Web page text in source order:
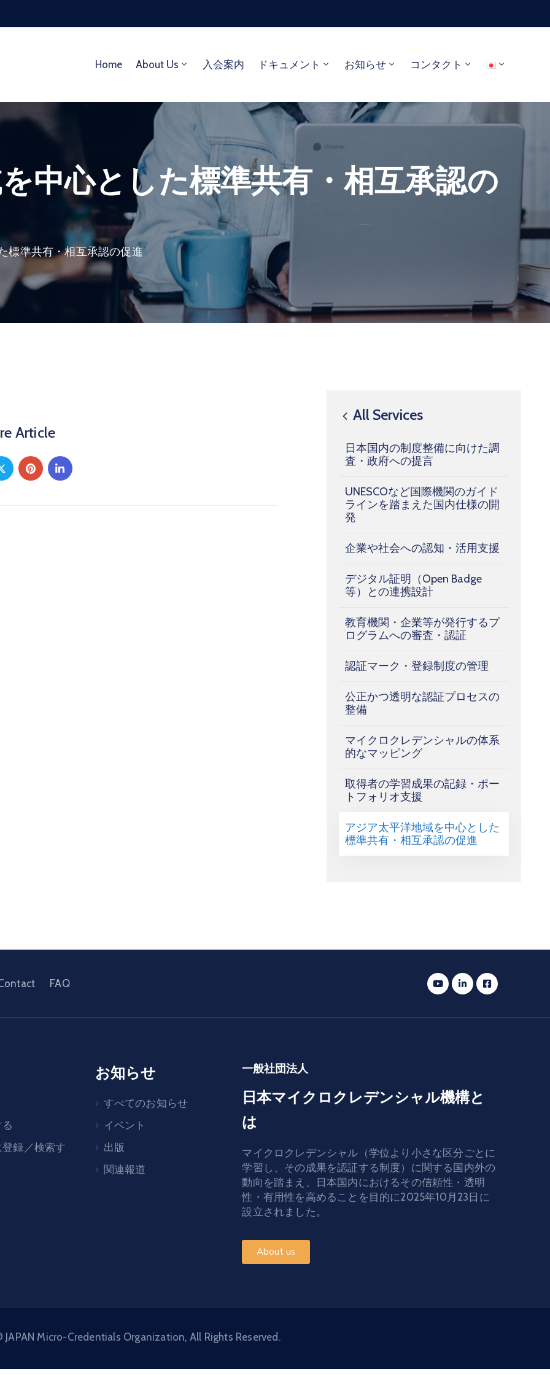
Home About Us 入会案内 ドキュメント お知らせ コンタクト
中心とした標準共有・相互承認の
標準共有・相互承認の促進
Article
All Services
日本国内の制度整備に向けた調
査・政府への提言
UNESCOなど国際機関のガイド
ラインを踏まえた国内仕様の開
発
企業や社会への認知・活用支援
デジタル証明（Open Badge
等）との連携設計
教育機関・企業等が発行するプ
ログラムへの審査・認証
認証マーク・登録制度の管理
公正かつ透明な認証プロセスの
整備
マイクロクレデンシャルの体系
的なマッピング
取得者の学習成果の記録・ポー
トフォリオ支援
アジア太平洋地域を中心とした
標準共有・相互承認の促進
FAQ
録／検索す
お知らせ
すべてのお知らせ
イベント
出版
関連報道
一般社団法人
日本マイクロクレデンシャル機構と
は
マイクロクレデンシャル（学位より小さな区分ごとに
学習し、その成果を認証する制度）に関する国内外の
動向を踏まえ、日本国内におけるその信頼性・透明
性・有用性を高めることを目的に2025年10月23日に
設立されました。
About us
Micro-Credentials Organization, All Rights Reserved.